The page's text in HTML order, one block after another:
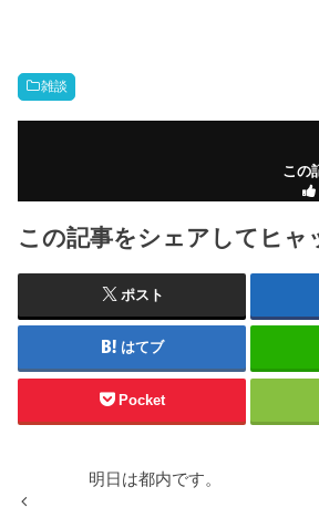
雑談
この
この記事をシェアしてヒャ
ポスト
はてブ
Pocket
明日は都内です。